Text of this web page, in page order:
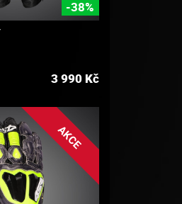
-38%
3 990 Kč
AKCE